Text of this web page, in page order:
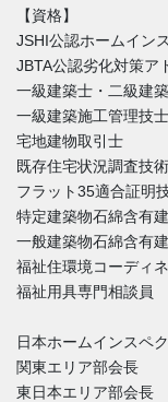
【資格】
JSHI公認ホームイン
JBTA公認劣化対策ア
一級建築士・二級建
一級建築施工管理技士
宅地建物取引士
既存住宅状況調査技
フラット35適合証明
特定建築物石綿含有
一般建築物石綿含有
福祉住環境コーディ
福祉用具専門相談員
日本ホームインスペ
関東エリア部会長
東日本エリア部会長